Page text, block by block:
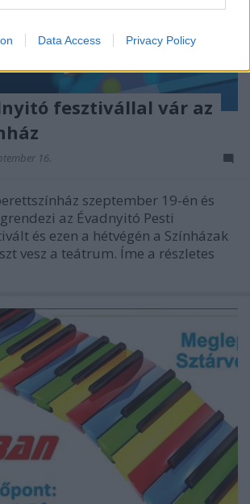
Data Access Privacy Policy
fesztivállal vár az
16.
szeptember 19-én és
az Évadnyitó Pesti
és ezen a hétvégén a Színházak
vesz a teátrum. Íme a részletes